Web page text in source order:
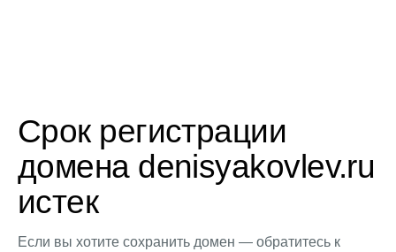
Срок регистрации
домена denisyakovlev.ru
истек
Если вы хотите сохранить домен — обратитесь к